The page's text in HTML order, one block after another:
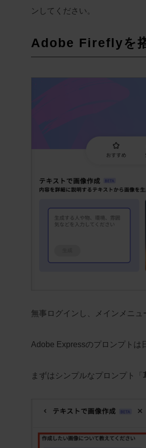
ンしてください。
Adobe Fireflyを
無事ログインし、メインメニ
Adobe Expressのプロンプトは
まずはシンプルなプロンプト「